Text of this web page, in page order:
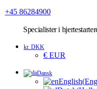
+45 86284900
Specialisteri
kr. DKK
€ EUR
Dansk
English(